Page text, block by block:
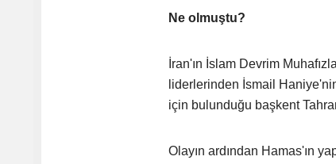
Ne olmuştu?
İran'ın İslam Devrim
liderlerinden İsmail
için bulunduğu başkent
Olayın ardından Hamas'ın